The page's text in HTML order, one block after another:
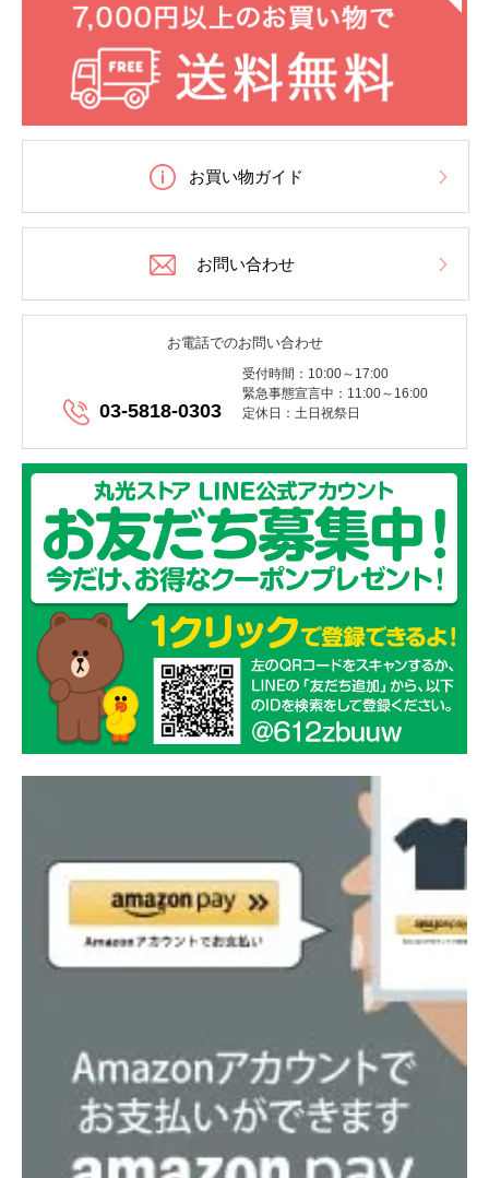
お買い物ガイド
お問い合わせ
お電話でのお問い合わせ
03-5818-0303
受付時間：10:00～17:00
緊急事態宣言中：11:00～16:00
定休日：土日祝祭日